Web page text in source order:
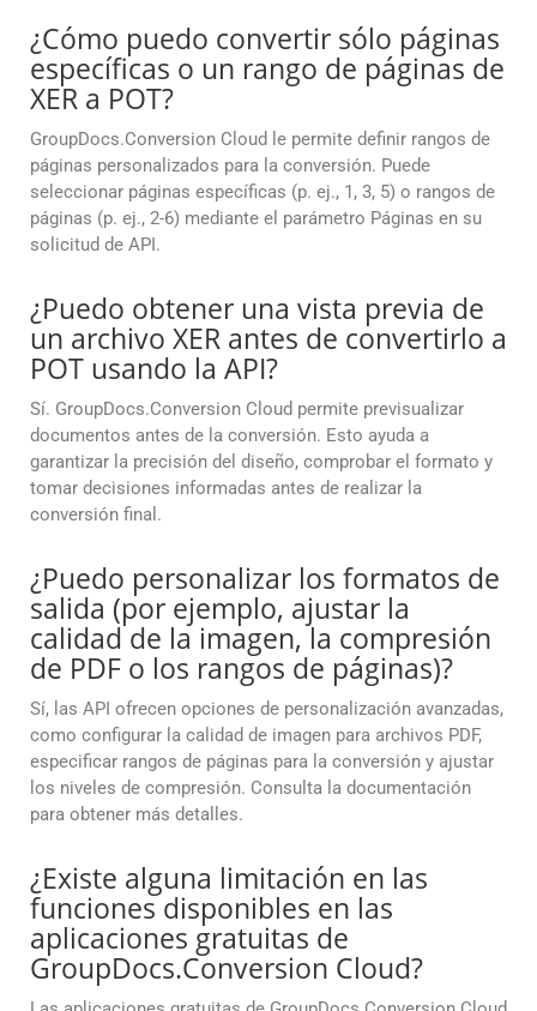
¿Cómo puedo convertir sólo páginas
específicas o un rango de páginas de
XER a POT?
GroupDocs.Conversion Cloud le permite definir rangos de
páginas personalizados para la conversión. Puede
seleccionar páginas específicas (p. ej., 1, 3, 5) o rangos de
páginas (p. ej., 2-6) mediante el parámetro Páginas en su
solicitud de API.
¿Puedo obtener una vista previa de
un archivo XER antes de convertirlo a
POT usando la API?
Sí. GroupDocs.Conversion Cloud permite previsualizar
documentos antes de la conversión. Esto ayuda a
garantizar la precisión del diseño, comprobar el formato y
tomar decisiones informadas antes de realizar la
conversión final.
¿Puedo personalizar los formatos de
salida (por ejemplo, ajustar la
calidad de la imagen, la compresión
de PDF o los rangos de páginas)?
Sí, las API ofrecen opciones de personalización avanzadas,
como configurar la calidad de imagen para archivos PDF,
especificar rangos de páginas para la conversión y ajustar
los niveles de compresión. Consulta la documentación
para obtener más detalles.
¿Existe alguna limitación en las
funciones disponibles en las
aplicaciones gratuitas de
GroupDocs.Conversion Cloud?